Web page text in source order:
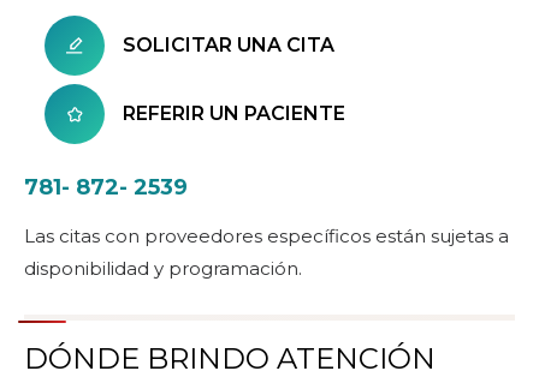
SOLICITAR UNA CITA
REFERIR UN PACIENTE
781- 872- 2539
Las citas con proveedores específicos están sujetas a
disponibilidad y programación.
DÓNDE BRINDO ATENCIÓN